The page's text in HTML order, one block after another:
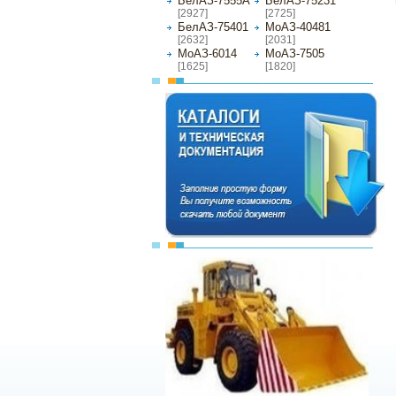
[2927] [2725]
БелАЗ-75401
[2632]
МоАЗ-40481
[2031]
МоАЗ-6014
[1625]
МоАЗ-7505
[1820]